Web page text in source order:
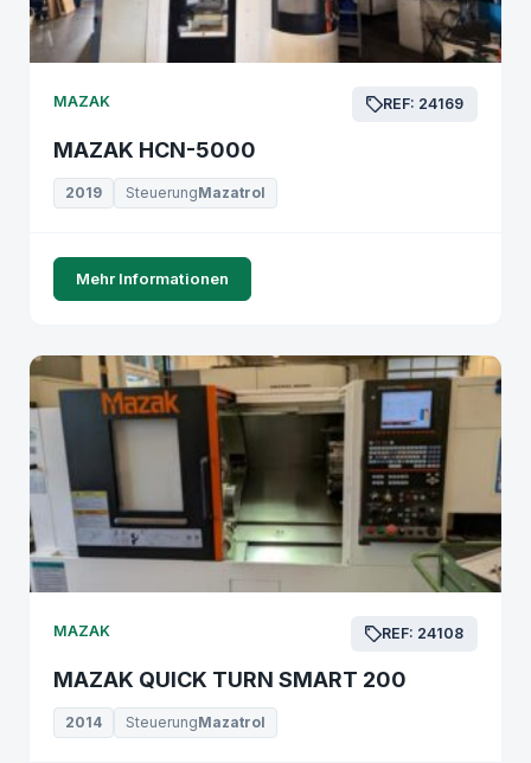
MAZAK REF: 24169
MAZAK HCN-5000
2019 SteuerungMazatrol
Mehr Informationen
MAZAK REF: 24108
MAZAK QUICK TURN SMART 200
2014 SteuerungMazatrol